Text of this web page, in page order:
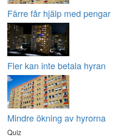
Färre får hjälp med pengar
Fler kan inte betala hyran
Mindre ökning av hyrorna
Quiz